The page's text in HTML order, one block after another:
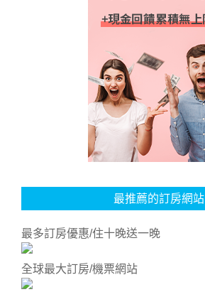
最推薦的訂房網站
最多訂房優惠/住十晚送一晚
全球最大訂房/機票網站